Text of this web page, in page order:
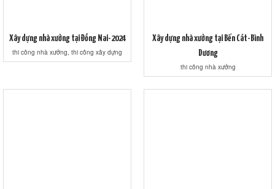
Xây dựng nhà xưởng tại Đồng Nai-2024
thi công nhà xưởng, thi công xây dựng
Xây dựng nhà xưởng tại Bến Cát-Bình
Dương
thi công nhà xưởng